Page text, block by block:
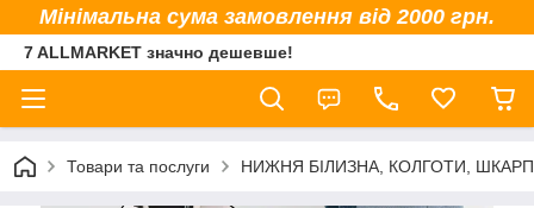
Мінімальна сума замовлення від 2000 грн.
7 ALLMARKET значно дешевше!
Товари та послуги НИЖНЯ БІЛИЗНА, КОЛГОТИ,